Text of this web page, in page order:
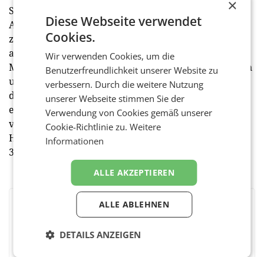
Stephan Sielaff, Vorstandsvorsitzender der Lenzing
AG: „Führende Marken und Konsumenten verlangen
zunehmend nach pflanzenbasierten und biologisch
abbaubaren Materialien wie unseren Fasern der
Marke Tencel. Unsere Partnerschaft mit ElephantSkin
und Lidl ist ein inspirierendes Beispiel dafür, wie
diese Bedürfnisse bedient und Nachhaltigkeitsziele
entlang der Wertschöpfungskette aktiv
vorangetrieben werden können.“ Die neuen
Handschuhe sind in allen heimischen Lidl-Filialen für
3,99 Euro erhältlich – solange der Vorrat reicht.
BEWERTEN SIE DIESEN ARTIKEL
×
Diese Webseite verwendet
Cookies.
Wir verwenden Cookies, um die
Benutzerfreundlichkeit unserer Website zu
verbessern. Durch die weitere Nutzung
unserer Webseite stimmen Sie der
Verwendung von Cookies gemäß unserer
Cookie-Richtlinie zu.Weitere
Informationen
ALLE AKZEPTIEREN
ALLE ABLEHNEN
DETAILS ANZEIGEN